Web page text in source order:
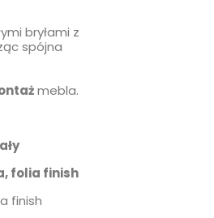
bryłami z
spójna
mebla.
folia finish
finish